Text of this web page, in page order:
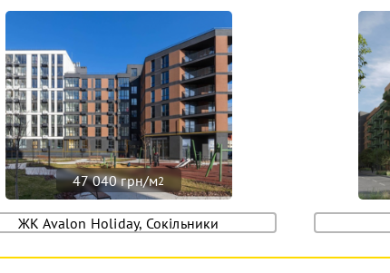
47 040 грн/м2
ЖК Avalon Holiday, Сокільники